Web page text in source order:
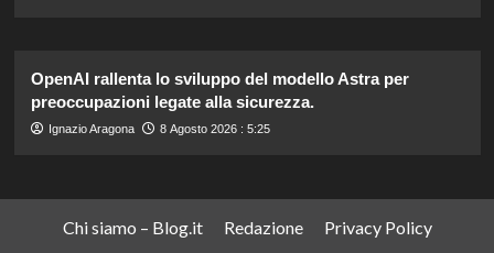
OpenAI rallenta lo sviluppo del modello Astra per
preoccupazioni legate alla sicurezza.
Ignazio Aragona 8 Agosto 2026 : 5:25
Chi siamo – Blog.it Redazione Privacy Policy